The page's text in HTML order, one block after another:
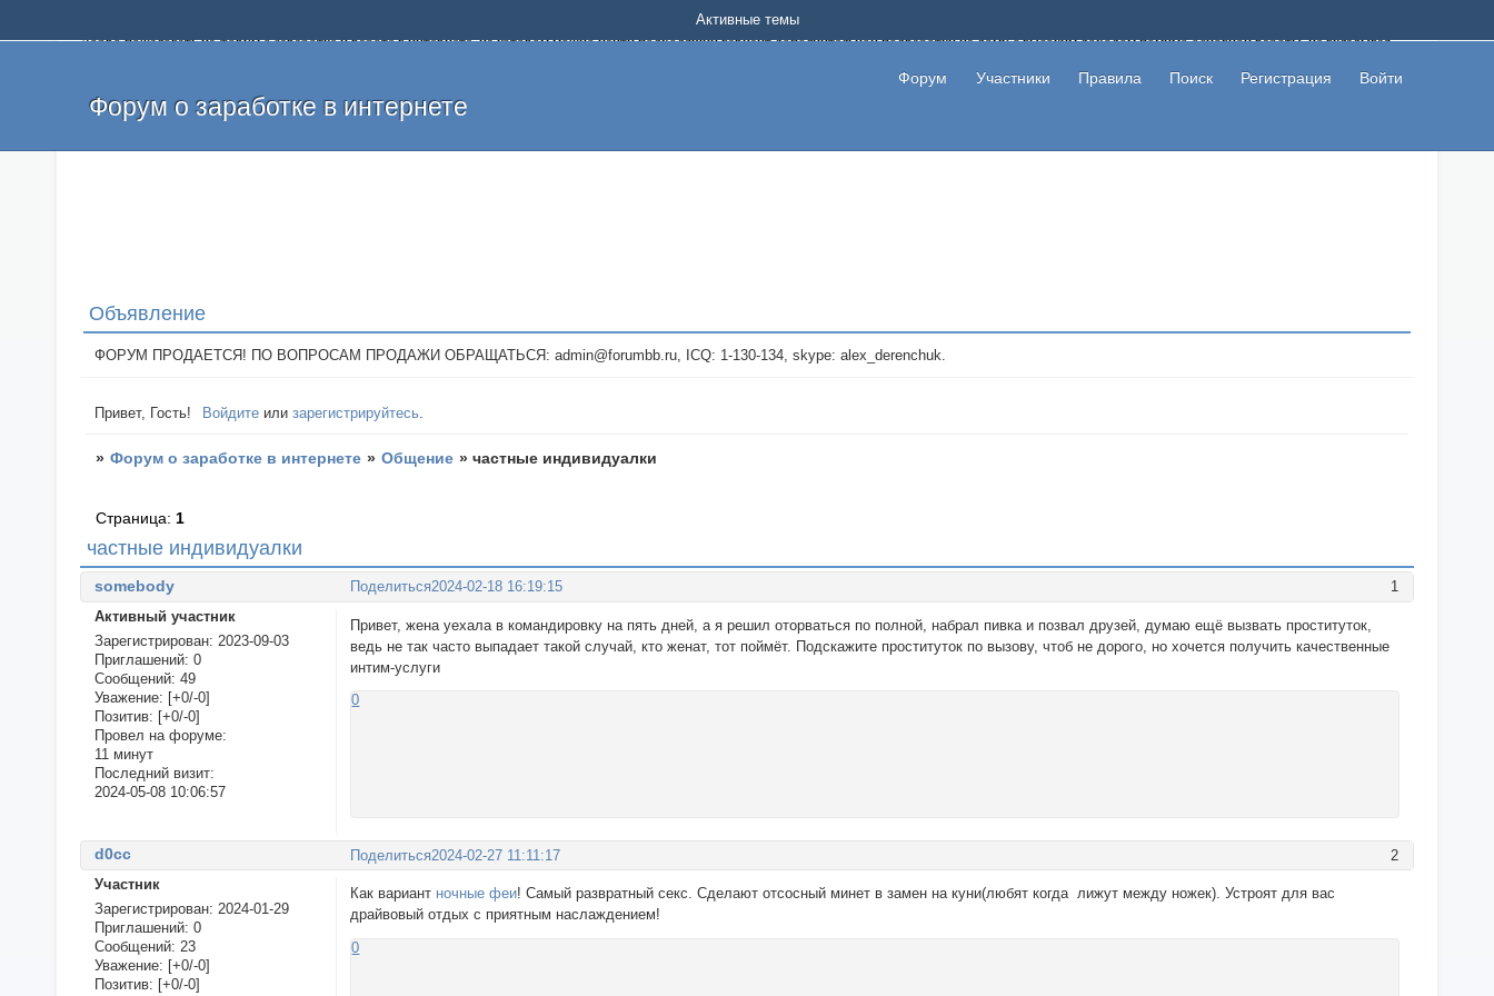
Добро пожаловать на форум о заработке и работе в интернете, на котором можно найти подходящий вариант дополнительной подработки на дому с высоким доходом помимо основной работы, не вкладывая
и оставлять свои отзывы. Если вы знаете, что определенный проект или сайт не платит, то указывайте в теме что это лохотрон, чтобы другие пользователи не попались на развод. Вы сможете начать зарабатывать
легкие деньги без вложений и регистрации уже сегодня. Создавайте новые темы, размещайте объявления со своими пригласительными ссылками и первая прибыль не заставит себя долго ждать.
Форум о заработке в интернете
Форум Участники Правила Поиск Регистрация Войти
Активные темы
Объявление
ФОРУМ ПРОДАЕТСЯ! ПО ВОПРОСАМ ПРОДАЖИ ОБРАЩАТЬСЯ: admin@forumbb.ru, ICQ: 1-130-134, skype: alex_derenchuk.
Привет, Гость! Войдите илизарегистрируйтесь.
» Форум о заработке в интернете » Общение »частные индивидуaлки
частные индивидуaлки
Страница: 1
Поделиться 1
2024-02-18 16:19:15
somebody
Активный участник
Зарегистрирован: 2023-09-03
Приглашений: 0
Сообщений: 49
Уважение: [+0/-0]
Позитив: [+0/-0]
Провел на форуме:
11 минут
Последний визит:
2024-05-08 10:06:57
Привет, жена уехала в командировку на пять дней, а я решил оторваться по полной, набрал пивка и позвал друзей, думаю ещё вызвать проституток,
ведь не так часто выпадает такой случай, кто женат, тот поймёт. Подскажите проституток по вызову, чтоб не дорого, но хочется получить качественные
интим-услуги
0
Поделиться 2
2024-02-27 11:11:17
d0cc
Участник
Зарегистрирован: 2024-01-29
Приглашений: 0
Сообщений: 23
Уважение: [+0/-0]
Позитив: [+0/-0]
Как вариант ночные феи! Самый развратный секс. Сделают отсосный минет в замен на куни(любят когда лижут между ножек). Устроят для вас
драйвовый отдых с приятным наслаждением!
0